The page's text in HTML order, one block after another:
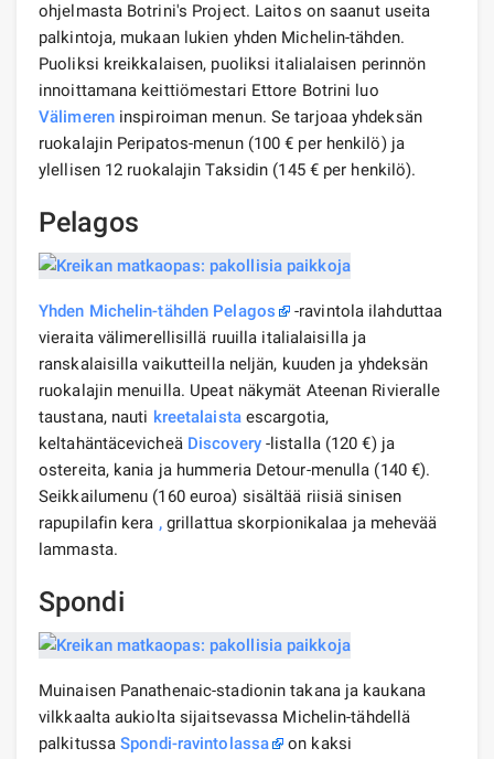
ohjelmasta Botrini's Project. Laitos on saanut useita
palkintoja, mukaan lukien yhden Michelin-tähden.
Puoliksi kreikkalaisen, puoliksi italialaisen perinnön
innoittamana keittiömestari Ettore Botrini luo
Välimereninspiroiman menun. Se tarjoaa yhdeksän
ruokalajin Peripatos-menun (100 € per henkilö) ja
ylellisen 12 ruokalajin Taksidin (145 € per henkilö).
Pelagos
Yhden Michelin-tähden Pelagos
-ravintola ilahduttaa
vieraita välimerellisillä ruuilla italialaisilla ja
ranskalaisilla vaikutteilla neljän, kuuden ja yhdeksän
ruokalajin menuilla. Upeat näkymät Ateenan Rivieralle
taustana, nauti kreetalaistaescargotia,
keltahäntäcevicheä Discovery-listalla (120 €) ja
ostereita, kania ja hummeria Detour-menulla (140 €).
Seikkailumenu (160 euroa) sisältää riisiä sinisen
rapupilafin kera ,grillattua skorpionikalaa ja mehevää
lammasta.
Spondi
Muinaisen Panathenaic-stadionin takana ja kaukana
vilkkaalta aukiolta sijaitsevassa Michelin-tähdellä
palkitussaSpondi-ravintolassa
on kaksi